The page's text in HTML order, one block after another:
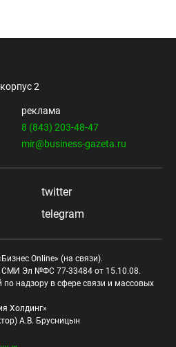
2
реклама
8 (843) 203-48-47
mir@business-gazeta.ru
twitter
telegram
Online» (на связи).
СМИ Эл №ФС 77-33484 от 15.10.08.
надзору в сфере связи и массовых
Холдинг»
А.В. Брусницын